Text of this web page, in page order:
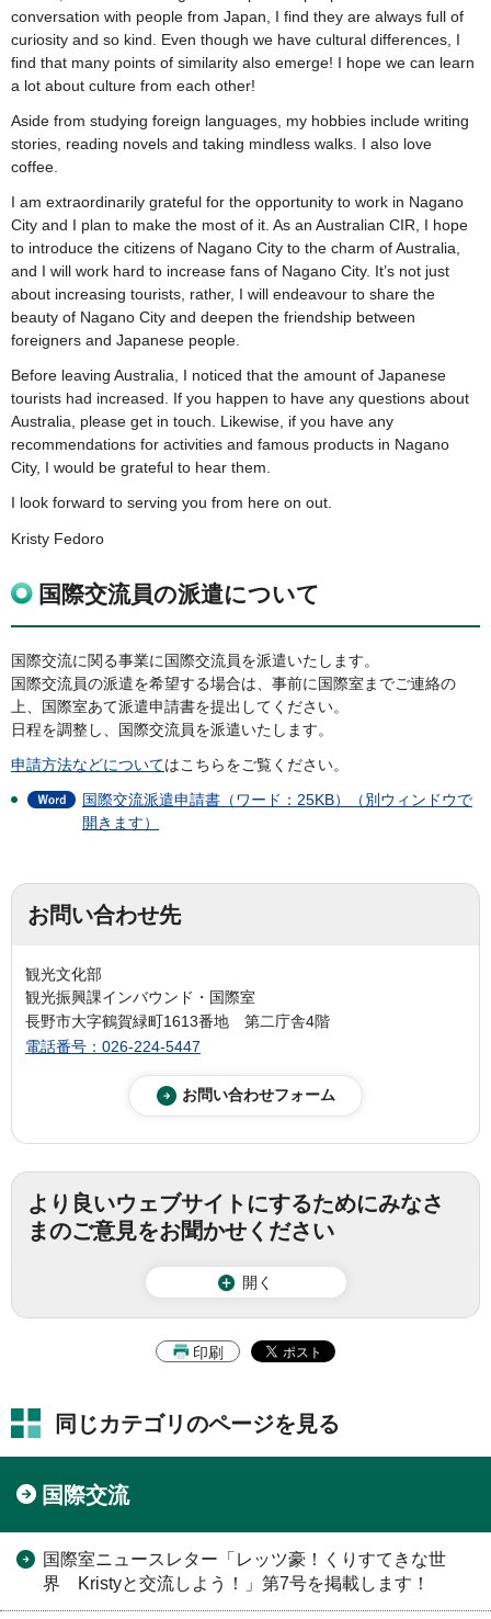
conversation with people from Japan, I find they are always full of
curiosity and so kind. Even though we have cultural differences, I
find that many points of similarity also emerge! I hope we can learn
a lot about culture from each other!
Aside from studying foreign languages, my hobbies include writing
stories, reading novels and taking mindless walks. I also love
coffee.
I am extraordinarily grateful for the opportunity to work in Nagano
City and I plan to make the most of it. As an Australian CIR, I hope
to introduce the citizens of Nagano City to the charm of Australia,
and I will work hard to increase fans of Nagano City. It’s not just
about increasing tourists, rather, I will endeavour to share the
beauty of Nagano City and deepen the friendship between
foreigners and Japanese people.
Before leaving Australia, I noticed that the amount of Japanese
tourists had increased. If you happen to have any questions about
Australia, please get in touch. Likewise, if you have any
recommendations for activities and famous products in Nagano
City, I would be grateful to hear them.
I look forward to serving you from here on out.
Kristy Fedoro
国際交流員の派遣について
国際交流に関る事業に国際交流員を派遣いたします。
国際交流員の派遣を希望する場合は、事前に国際室までご連絡の
上、国際室あて派遣申請書を提出してください。
日程を調整し、国際交流員を派遣いたします。
申請方法などについてはこちらをご覧ください。
国際交流派遣申請書（ワード：25KB）（別ウィンドウで
開きます）
お問い合わせ先
観光文化部
観光振興課インバウンド・国際室
長野市大字鶴賀緑町1613番地 第二庁舎4階
電話番号：026-224-5447
より良いウェブサイトにするためにみなさ
まのご意見をお聞かせください
開く
印刷
同じカテゴリのページを見る
国際交流
国際室ニュースレター「レッツ豪！くりすてきな世
界 Kristyと交流しよう！」第7号を掲載します！